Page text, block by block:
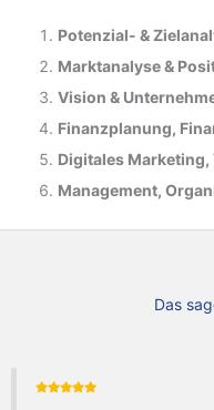
Potenzial- &
Marktanalyse &
Vision &
Finanzplanung,
Digitales Marketing,
Management,
Das